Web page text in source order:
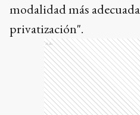
modalidad más
privatización".
Ads